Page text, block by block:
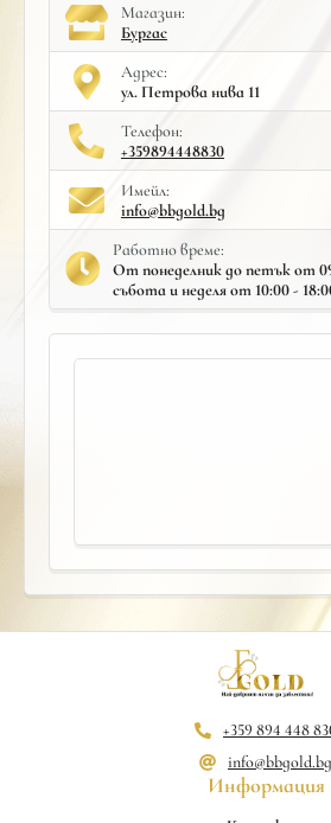
Mагазин:
Бургас
Адрес:
ул. Петрова нива 11
Телефон:
+359894448830
Имейл:
info@bbgold.bg
Работно време:
От понеделник до петък от
събота и неделя от 10:00 -
+359 894 448
info@bbgold.bg
Информация